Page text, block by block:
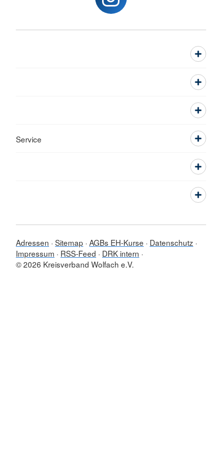
Service
Adressen Sitemap AGBs EH-Kurse
Datenschutz
Impressum
RSS-Feed
DRK intern
© 2026 Kreisverband Wolfach e.V.